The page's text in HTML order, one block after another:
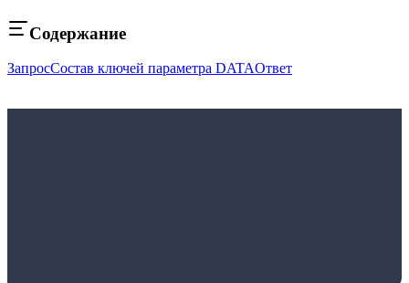
Содержание
ЗапросСостав ключей параметра DATAОтвет